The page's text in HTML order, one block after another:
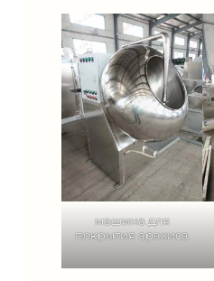
машина для
покрытия арахиса